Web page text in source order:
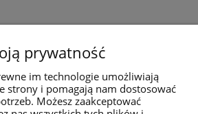
prywatność
im technologie umożliwiają
strony i pomagają nam dostosować
Możesz zaakceptować